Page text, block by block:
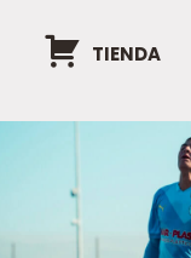
TIENDA